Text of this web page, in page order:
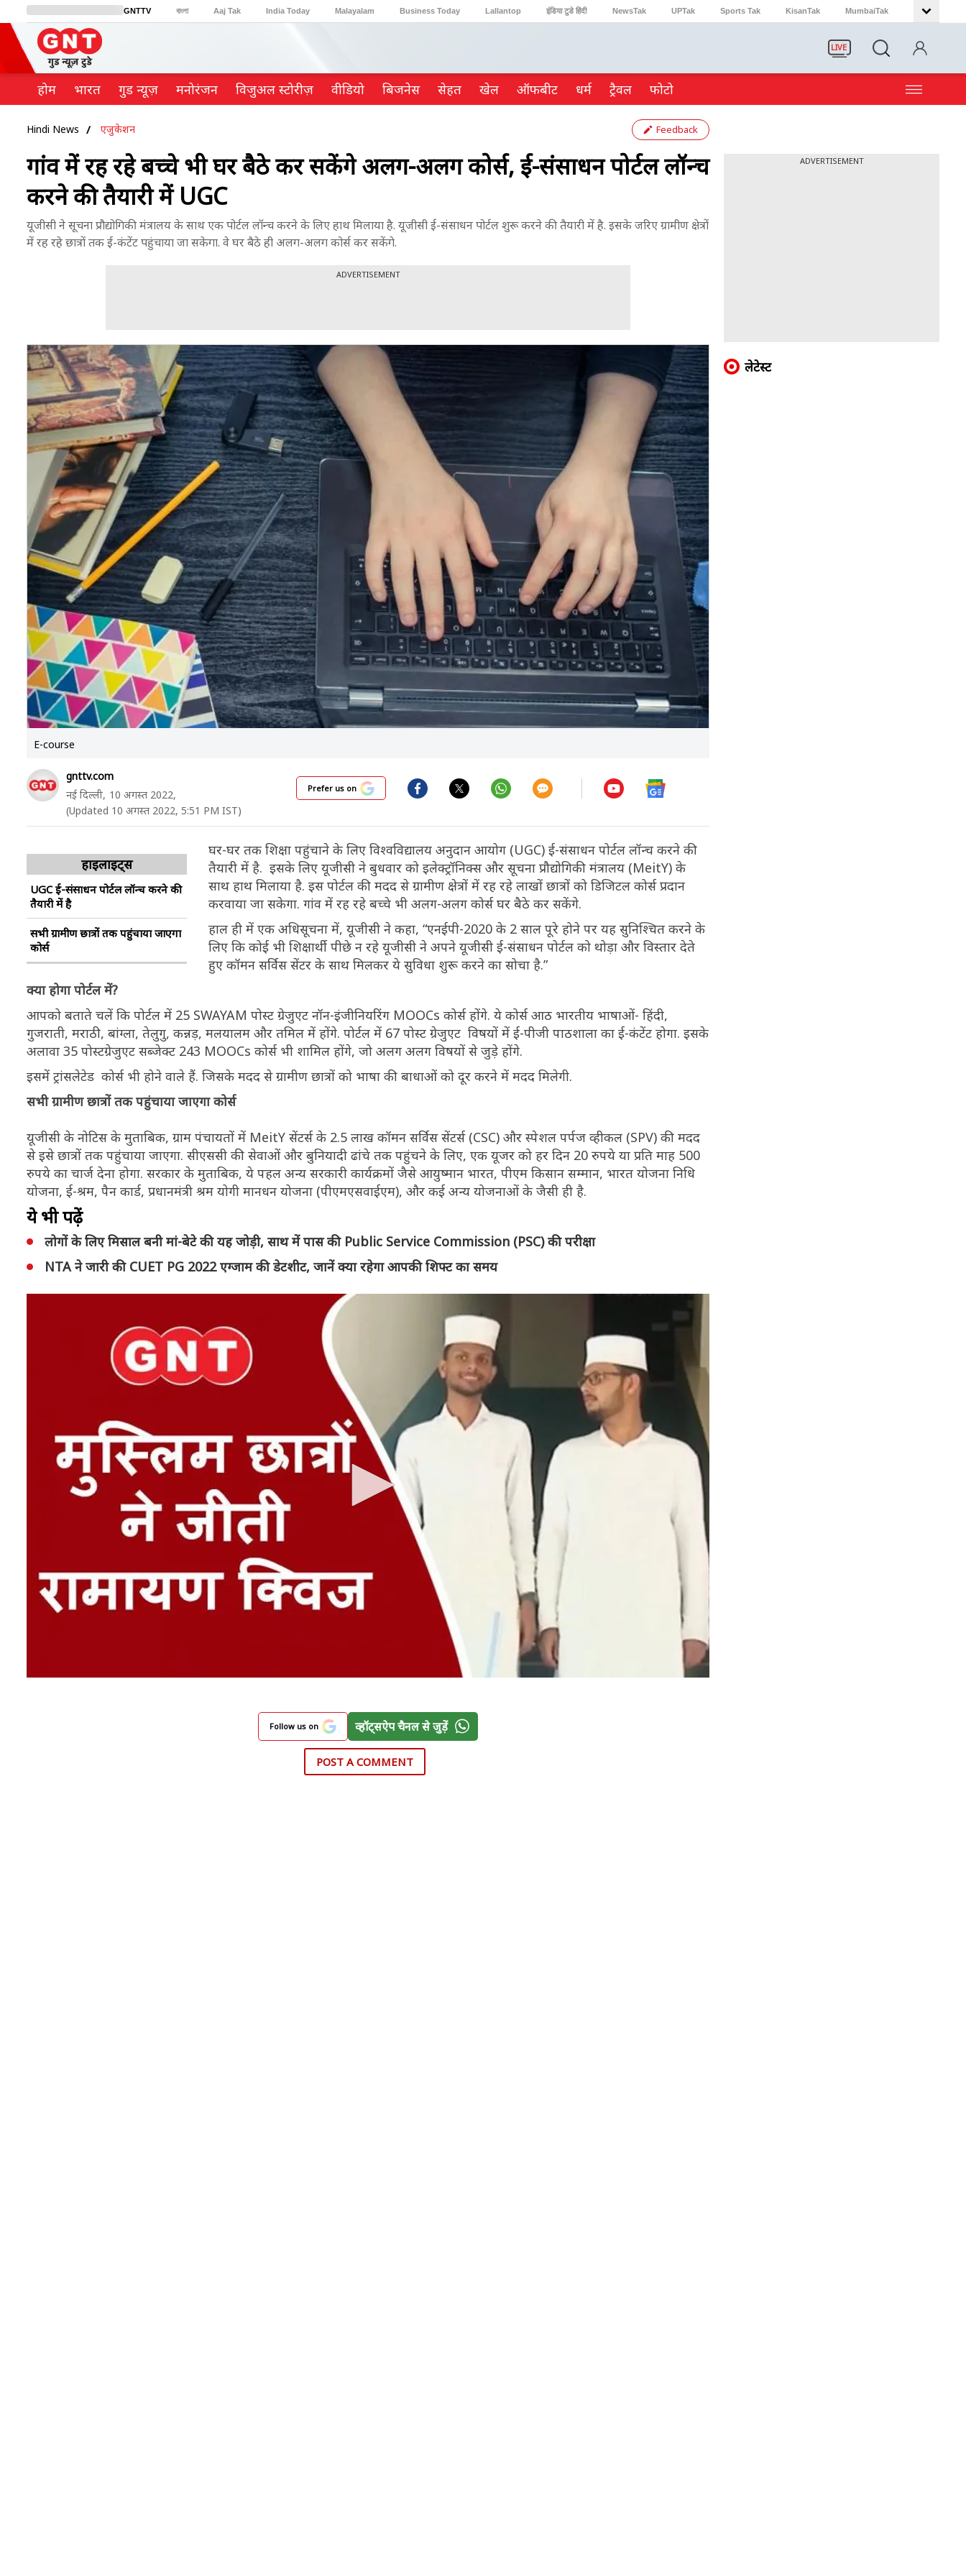
GNTTV বাংলা Aaj Tak India Today Malayalam Business Today Lallantop इंडिया टुडे हिंदी NewsTak UPTak Sports Tak KisanTak MumbaiTak
BT Bazaar Cosmopolitan
LIVE
होम भारत गुड न्यूज़ मनोरंजन विजुअल स्टोरीज़ वीडियो ब‍िजनेस सेहत खेल ऑफबीट धर्म ट्रैवल फोटो
Hindi News एजुकेशन Feedback
गांव में रह रहे बच्चे भी घर बैठे कर सकेंगे अलग-अलग कोर्स, ई-संसाधन पोर्टल लॉन्च
करने की तैयारी में UGC
यूजीसी ने सूचना प्रौद्योगिकी मंत्रालय के साथ एक पोर्टल लॉन्च करने के लिए हाथ मिलाया है. यूजीसी ई-संसाधन पोर्टल शुरू करने की तैयारी में है. इसके जरिए ग्रामीण क्षेत्रों
में रह रहे छात्रों तक ई-कंटेंट पहुंचाया जा सकेगा. वे घर बैठे ही अलग-अलग कोर्स कर सकेंगे.
ADVERTISEMENT
E-course
gnttv.com
नई दिल्ली, 10 अगस्त 2022,
(Updated 10 अगस्त 2022, 5:51 PM IST)
Prefer us on
हाइलाइट्स
UGC ई-संसाधन पोर्टल लॉन्च करने की
तैयारी में है
सभी ग्रामीण छात्रों तक पहुंचाया जाएगा
कोर्स
घर-घर तक शिक्षा पहुंचाने के लिए विश्वविद्यालय अनुदान आयोग (UGC) ई-संसाधन पोर्टल लॉन्च करने की
तैयारी में है. इसके लिए यूजीसी ने बुधवार को इलेक्ट्रॉनिक्स और सूचना प्रौद्योगिकी मंत्रालय (MeitY) के
साथ हाथ मिलाया है. इस पोर्टल की मदद से ग्रामीण क्षेत्रों में रह रहे लाखों छात्रों को डिजिटल कोर्स प्रदान
करवाया जा सकेगा. गांव में रह रहे बच्चे भी अलग-अलग कोर्स घर बैठे कर सकेंगे.
हाल ही में एक अधिसूचना में, यूजीसी ने कहा, “एनईपी-2020 के 2 साल पूरे होने पर यह सुनिश्चित करने के
लिए कि कोई भी शिक्षार्थी पीछे न रहे यूजीसी ने अपने यूजीसी ई-संसाधन पोर्टल को थोड़ा और विस्तार देते
हुए कॉमन सर्विस सेंटर के साथ मिलकर ये सुविधा शुरू करने का सोचा है.”
क्या होगा पोर्टल में?
आपको बताते चलें कि पोर्टल में 25 SWAYAM पोस्ट ग्रेजुएट नॉन-इंजीनियरिंग MOOCs कोर्स होंगे. ये कोर्स आठ भारतीय भाषाओं- हिंदी,
गुजराती, मराठी, बांग्ला, तेलुगु, कन्नड़, मलयालम और तमिल में होंगे. पोर्टल में 67 पोस्ट ग्रेजुएट विषयों में ई-पीजी पाठशाला का ई-कंटेंट होगा. इसके
अलावा 35 पोस्टग्रेजुएट सब्जेक्ट 243 MOOCs कोर्स भी शामिल होंगे, जो अलग अलग विषयों से जुड़े होंगे.
इसमें ट्रांसलेटेड कोर्स भी होने वाले हैं. जिसके मदद से ग्रामीण छात्रों को भाषा की बाधाओं को दूर करने में मदद मिलेगी.
सभी ग्रामीण छात्रों तक पहुंचाया जाएगा कोर्स
यूजीसी के नोटिस के मुताबिक, ग्राम पंचायतों में MeitY सेंटर्स के 2.5 लाख कॉमन सर्विस सेंटर्स (CSC) और स्पेशल पर्पज व्हीकल (SPV) की मदद
से इसे छात्रों तक पहुंचाया जाएगा. सीएससी की सेवाओं और बुनियादी ढांचे तक पहुंचने के लिए, एक यूजर को हर दिन 20 रुपये या प्रति माह 500
रुपये का चार्ज देना होगा. सरकार के मुताबिक, ये पहल अन्य सरकारी कार्यक्रमों जैसे आयुष्मान भारत, पीएम किसान सम्मान, भारत योजना निधि
योजना, ई-श्रम, पैन कार्ड, प्रधानमंत्री श्रम योगी मानधन योजना (पीएमएसवाईएम), और कई अन्य योजनाओं के जैसी ही है.
ये भी पढ़ें
लोगों के लिए मिसाल बनी मां-बेटे की यह जोड़ी, साथ में पास की Public Service Commission (PSC) की परीक्षा
NTA ने जारी की CUET PG 2022 एग्जाम की डेटशीट, जानें क्या रहेगा आपकी शिफ्ट का समय
Follow us on व्हॉट्सऐप चैनल से जुड़ें
POST A COMMENT
ADVERTISEMENT
लेटेस्ट